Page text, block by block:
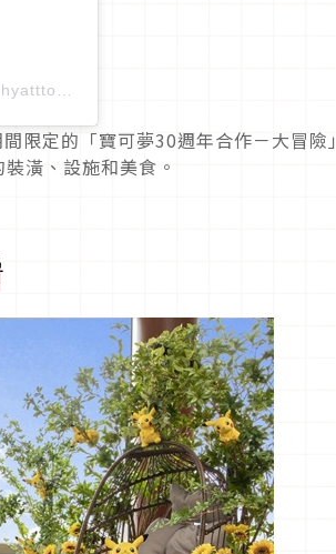
限定的「寶可夢30週年合作－大冒險」
潢、設施和美食。